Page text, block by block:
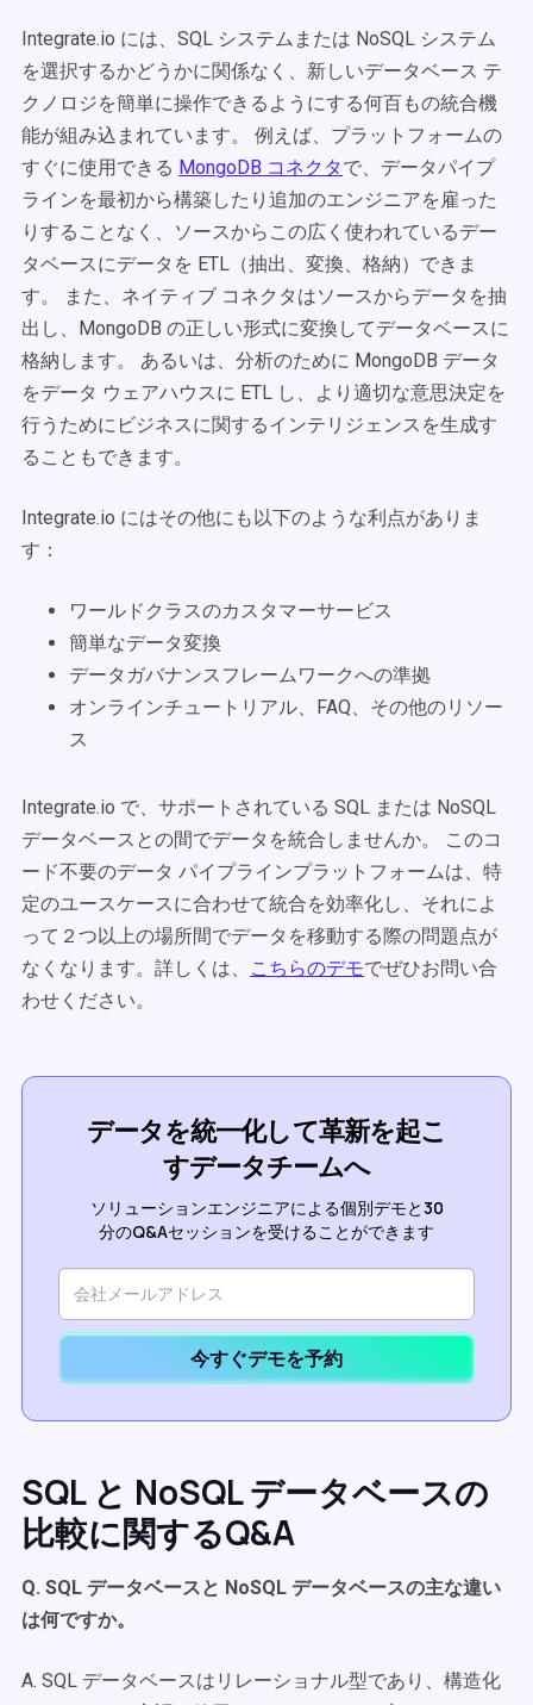
Integrate.io には、SQL システムまたは NoSQL システム
を選択するかどうかに関係なく、新しいデータベース テ
クノロジを簡単に操作できるようにする何百もの統合機
能が組み込まれています。 例えば、プラットフォームの
すぐに使用できる MongoDB コネクタで、データパイプ
ラインを最初から構築したり追加のエンジニアを雇った
りすることなく、ソースからこの広く使われているデー
タベースにデータを ETL（抽出、変換、格納）できま
す。 また、ネイティブ コネクタはソースからデータを抽
出し、MongoDB の正しい形式に変換してデータベースに
格納します。 あるいは、分析のために MongoDB データ
をデータ ウェアハウスに ETL し、より適切な意思決定を
行うためにビジネスに関するインテリジェンスを生成す
ることもできます。
Integrate.io にはその他にも以下のような利点がありま
す：
ワールドクラスのカスタマーサービス
簡単なデータ変換
データガバナンスフレームワークへの準拠
オンラインチュートリアル、FAQ、その他のリソー
ス
Integrate.io で、サポートされている SQL または NoSQL
データベースとの間でデータを統合しませんか。 このコ
ード不要のデータ パイプラインプラットフォームは、特
定のユースケースに合わせて統合を効率化し、それによ
って２つ以上の場所間でデータを移動する際の問題点が
なくなります。詳しくは、
こちらのデモでぜひお問い合
わせください。
データを統一化して革新を起こ
すデータチームへ
ソリューションエンジニアによる個別デモと30
分のQ&Aセッションを受けることができます
今すぐデモを予約
SQL と NoSQL データベースの
比較に関するQ&A
Q. SQL データベースと NoSQL データベースの主な違い
は何ですか。
A. SQL データベースはリレーショナル型であり、構造化